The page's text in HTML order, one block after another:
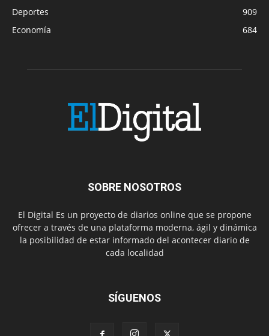
Deportes
909
Economía
684
SOBRE NOSOTROS
El Digital Es un proyecto de diarios online que se propone
ofrecer a través de una plataforma moderna, ágil y dinámica
la posibilidad de estar informado del acontecer diario de
cada localidad
SÍGUENOS